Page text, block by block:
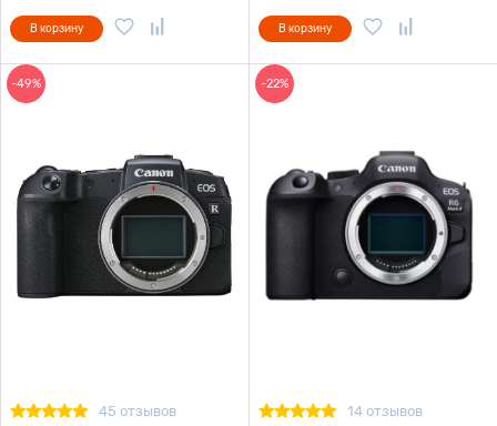
В корзину В корзину
-49%
45 отзывов
-22%
14 отзывов